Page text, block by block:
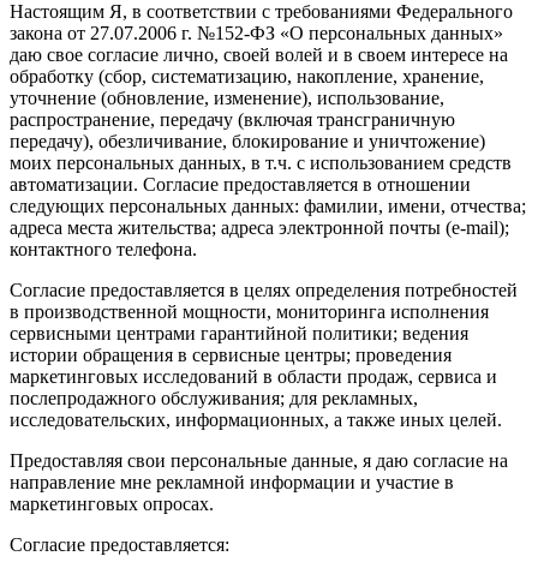
Настоящим Я, в соответствии с требованиями Федерального
закона от 27.07.2006 г. №152-ФЗ «О персональных данных»
даю свое согласие лично, своей волей и в своем интересе на
обработку (сбор, систематизацию, накопление, хранение,
уточнение (обновление, изменение), использование,
распространение, передачу (включая трансграничную
передачу), обезличивание, блокирование и уничтожение)
моих персональных данных, в т.ч. с использованием средств
автоматизации. Согласие предоставляется в отношении
следующих персональных данных: фамилии, имени, отчества;
адреса места жительства; адреса электронной почты (e-mail);
контактного телефона.
Согласие предоставляется в целях определения потребностей
в производственной мощности, мониторинга исполнения
сервисными центрами гарантийной политики; ведения
истории обращения в сервисные центры; проведения
маркетинговых исследований в области продаж, сервиса и
послепродажного обслуживания; для рекламных,
исследовательских, информационных, а также иных целей.
Предоставляя свои персональные данные, я даю согласие на
направление мне рекламной информации и участие в
маркетинговых опросах.
Согласие предоставляется: